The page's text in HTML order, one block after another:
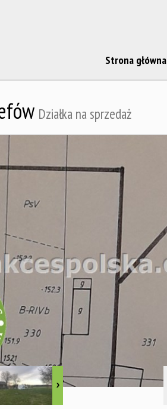
Strona główna
Działka na sprzedaż